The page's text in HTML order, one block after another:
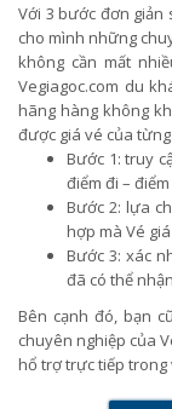
Với 3 bước đơn
cho mình những
không cần mất
Vegiagoc.com du
hãng hàng không
được giá vé của
Bước 1: truy
điểm đi –
Bước 2: lựa
hợp mà Vé
Bước 3: xác
đã có thể
Bên cạnh đó, bạn
chuyên nghiệp của
hổ trợ trực tiếp trong